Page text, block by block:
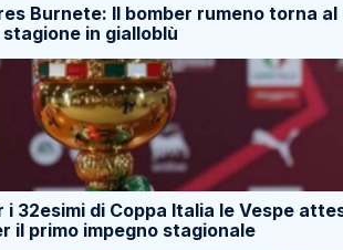
Burnete: Il bomber rumeno torna al
in gialloblù
i 32esimi di Coppa Italia le Vespe
il primo impegno stagionale